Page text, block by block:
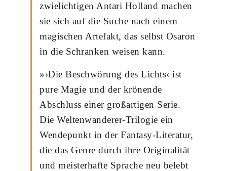
zwielichtigen Antari Holland machen
sie sich auf die Suche nach einem
magischen Artefakt, das selbst Osaron
in die Schranken weisen kann.
»›Die Beschwörung des Lichts‹ ist
pure Magie und der krönende
Abschluss einer großartigen Serie.
Die Weltenwanderer-Trilogie ein
Wendepunkt in der Fantasy-Literatur,
die das Genre durch ihre Originalität
und meisterhafte Sprache neu belebt